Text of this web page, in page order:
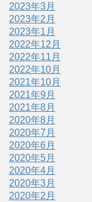
2023年3月
2023年2月
2023年1月
2022年12月
2022年11月
2022年10月
2021年10月
2021年9月
2021年8月
2020年8月
2020年7月
2020年6月
2020年5月
2020年4月
2020年3月
2020年2月